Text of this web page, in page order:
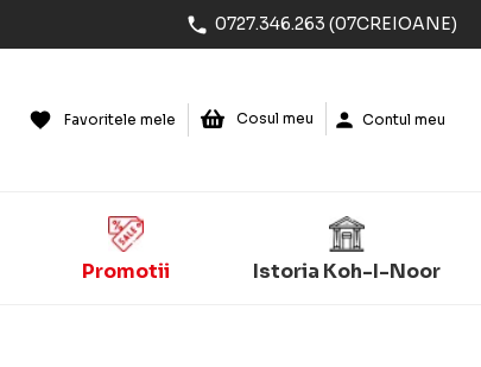
0727.346.263 (07CREIOANE)
Favoritele mele Cosul meu Contul meu
Promotii Istoria Koh-I-Noor